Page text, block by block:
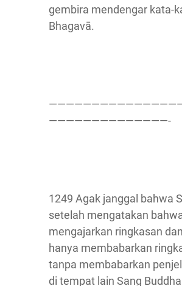
gembira mendengar kata-
Bhagavā.
——————————————-
1249 Agak janggal bahwa
setelah mengatakan
mengajarkan ringkasan
hanya membabarkan
tanpa membabarkan
di tempat lain Sang